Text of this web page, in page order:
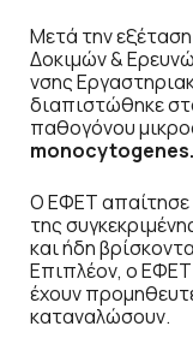
Μετά την
Δοκιμών &
νσης
διαπιστώθηκε
παθογόνου
monocytogenes.
Ο ΕΦΕΤ απαίτησε
της
και ήδη
Επιπλέον, ο
έχουν
καταναλώσουν.